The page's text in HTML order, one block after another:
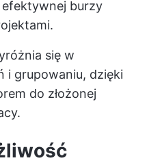
efektywnej burzy
się w
i grupowaniu, dzięki
do złożonej